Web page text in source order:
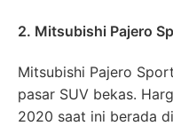
2. Mitsubishi Pajero
Mitsubishi Pajero
pasar SUV bekas.
2020 saat ini berada